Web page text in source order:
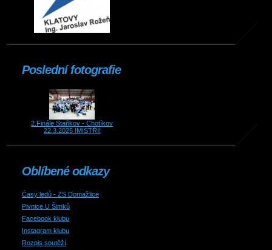
Poslední fotografie
2.Finále Staňkov - Chotíkov
22.3.2025 !MISTŘI!
Oblíbené odkazy
Časy ledů - ZS Domažlice
Pivnice U Šimků
Facebook klubu
Instagram klubu
Rozpis soutěží